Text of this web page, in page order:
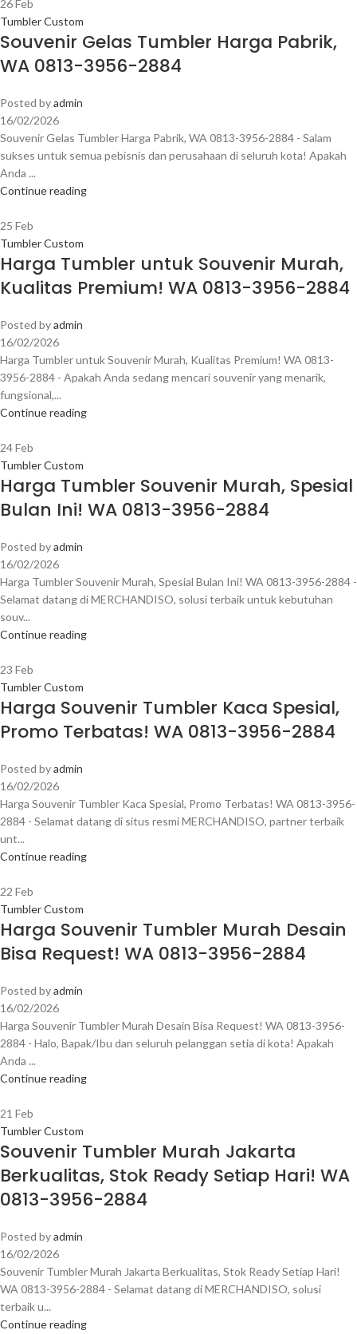
26Feb
Tumbler Custom
Souvenir Gelas Tumbler Harga Pabrik,
WA 0813-3956-2884
Posted byadmin
16/02/2026
Souvenir Gelas Tumbler Harga Pabrik, WA 0813-3956-2884 - Salam
sukses untuk semua pebisnis dan perusahaan di seluruh kota! Apakah
Anda ...
Continue reading
25 Feb
Tumbler Custom
Harga Tumbler untuk Souvenir Murah,
Kualitas Premium! WA 0813-3956-2884
Posted byadmin
16/02/2026
Harga Tumbler untuk Souvenir Murah, Kualitas Premium! WA 0813-
3956-2884 - Apakah Anda sedang mencari souvenir yang menarik,
fungsional,...
Continue reading
24Feb
Tumbler Custom
Harga Tumbler Souvenir Murah, Spesial
Bulan Ini! WA 0813-3956-2884
Posted byadmin
16/02/2026
Harga Tumbler Souvenir Murah, Spesial Bulan Ini! WA 0813-3956-2884 -
Selamat datang di MERCHANDISO, solusi terbaik untuk kebutuhan
souv...
Continue reading
23 Feb
Tumbler Custom
Harga Souvenir Tumbler Kaca Spesial,
Promo Terbatas! WA 0813-3956-2884
Posted byadmin
16/02/2026
Harga Souvenir Tumbler Kaca Spesial, Promo Terbatas! WA 0813-3956-
2884 - Selamat datang di situs resmi MERCHANDISO, partner terbaik
unt...
Continue reading
22 Feb
Tumbler Custom
Harga Souvenir Tumbler Murah Desain
Bisa Request! WA 0813-3956-2884
Posted byadmin
16/02/2026
Harga Souvenir Tumbler Murah Desain Bisa Request! WA 0813-3956-
2884 - Halo, Bapak/Ibu dan seluruh pelanggan setia di kota! Apakah
Anda ...
Continue reading
21 Feb
Tumbler Custom
Souvenir Tumbler Murah Jakarta
Berkualitas, Stok Ready Setiap Hari! WA
0813-3956-2884
Posted byadmin
16/02/2026
Souvenir Tumbler Murah Jakarta Berkualitas, Stok Ready Setiap Hari!
WA 0813-3956-2884 - Selamat datang di MERCHANDISO, solusi
terbaik u...
Continue reading